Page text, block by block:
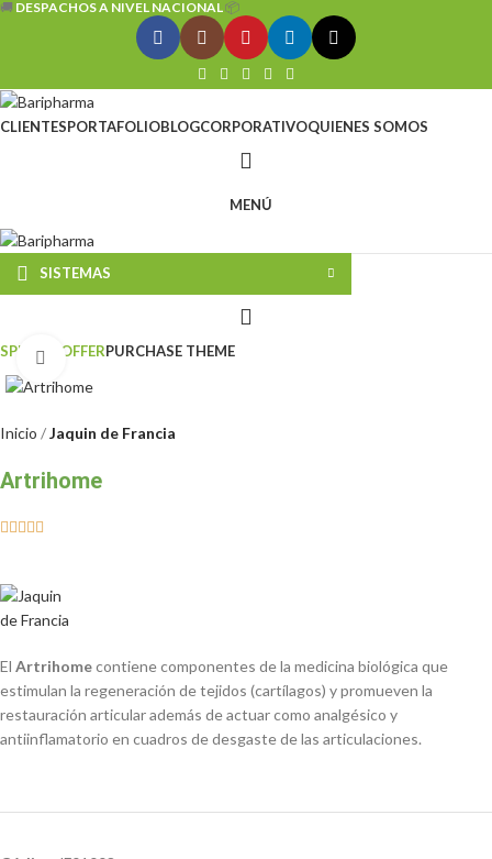
🚚 DESPACHOS A NIVEL NACIONAL📦
CLIENTESPORTAFOLIOBLOGCORPORATIVOQUIENES SOMOS
MENÚ
SISTEMAS
SPECIAL OFFERPURCHASE THEME
Clic para ampliar
Inicio Jaquin de Francia
Artrihome
    
El Artrihomecontiene componentes de la medicina biológica que
estimulan la regeneración de tejidos (cartílagos) y promueven la
restauración articular además de actuar como analgésico y
antiinflamatorio en cuadros de desgaste de las articulaciones.